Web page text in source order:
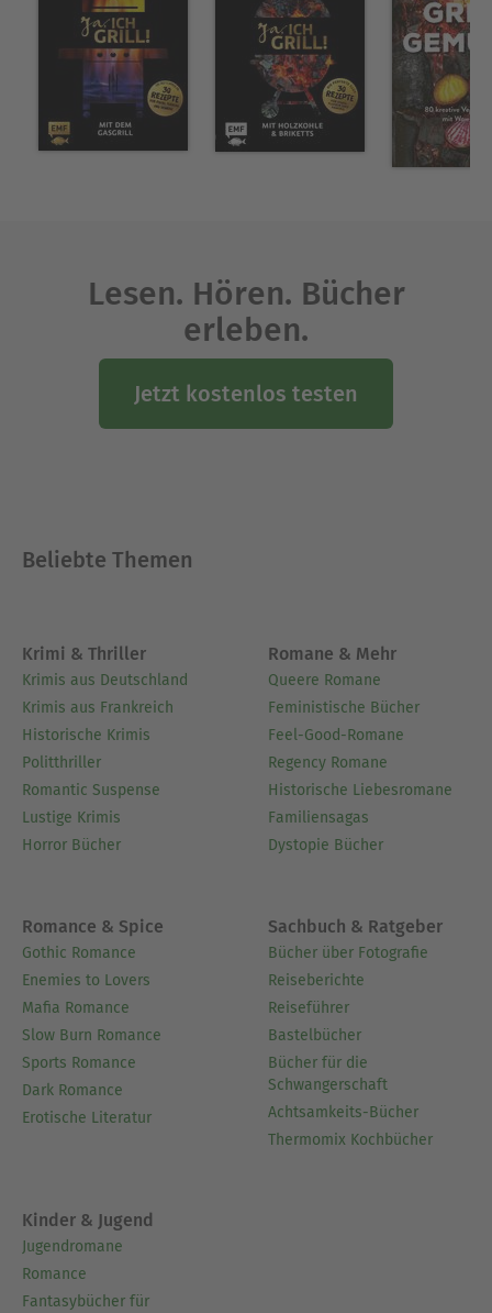
Und das nicht nur im Sommer. Das
Wintergemüse
kommt hier nicht zu kurz, denn der Grill kann
auch in der kalten Jahreszeit ein warmes
Vergnügen bereiten.
Zucchini-Bomben,
Maultaschen mit Spinat-Pilzfüllung, bunter
und vieles
Über Christina Wiedemann
Christina Wiedemann ist Diplom-Ökotrophologin.
Nach ihrem Studium an der TU München-
Weihenstephan arbeitete sie in verschiedenen
PR-Agenturen für internationale Kunden aus der
Erfahrung wie gesunde Ernährung in der Praxis
„KinderKüche“ in München. Dort beigeisterte sie
Kinder und Jugendliche für ausgewogene
Ernährung und führte sie ans „Selberkochen“
heran. Seit 2008 ist die
Ernährungswissenschaftlerin selbstständig als
Autorin, Redakteurin und Ernährungsberaterin
tätig.
Ausblenden
Lesen. Hören. Bücher
erleben.
Jetzt kostenlos testen
Beliebte Themen
Krimi & Thriller
Krimis aus Deutschland
Krimis aus Frankreich
Historische Krimis
Politthriller
Romantic Suspense
Lustige Krimis
Horror Bücher
Romane & Mehr
Queere Romane
Feministische Bücher
Feel-Good-Romane
Regency Romane
Historische Liebesromane
Familiensagas
Dystopie Bücher
Romance & Spice
Gothic Romance
Enemies to Lovers
Mafia Romance
Slow Burn Romance
Sports Romance
Dark Romance
Erotische Literatur
Sachbuch & Ratgeber
Bücher über Fotografie
Reiseberichte
Reiseführer
Bastelbücher
Bücher für die
Schwangerschaft
Achtsamkeits-Bücher
Thermomix Kochbücher
Kinder & Jugend
Jugendromane
Romance
Fantasybücher für